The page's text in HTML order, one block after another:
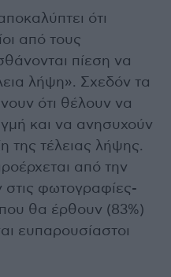
ότι
από τους
πίεση να
λήψη». Σχεδόν τα
ότι θέλουν να
και να ανησυχούν
της τέλειας λήψης.
από την
στις φωτογραφίες-
θα έρθουν (83%)
ευπαρουσίαστοι